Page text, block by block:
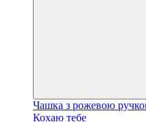
Чашка з рожевою
Кохаю тебе